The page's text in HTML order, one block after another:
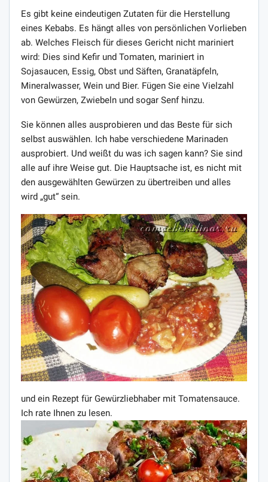
Es gibt keine eindeutigen Zutaten für die Herstellung
eines Kebabs. Es hängt alles von persönlichen Vorlieben
ab. Welches Fleisch für dieses Gericht nicht mariniert
wird: Dies sind Kefir und Tomaten, mariniert in
Sojasaucen, Essig, Obst und Säften, Granatäpfeln,
Mineralwasser, Wein und Bier. Fügen Sie eine Vielzahl
von Gewürzen, Zwiebeln und sogar Senf hinzu.
Sie können alles ausprobieren und das Beste für sich
selbst auswählen. Ich habe verschiedene Marinaden
ausprobiert. Und weißt du was ich sagen kann? Sie sind
alle auf ihre Weise gut. Die Hauptsache ist, es nicht mit
den ausgewählten Gewürzen zu übertreiben und alles
wird „gut“ sein.
und ein Rezept für Gewürzliebhaber mit Tomatensauce.
Ich rate Ihnen zu lesen.